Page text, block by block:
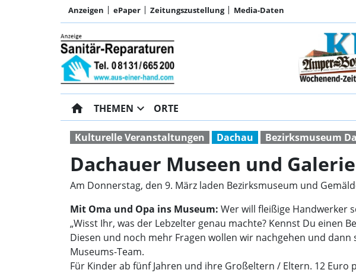
Anzeigen ePaper Zeitungszustellung Media-Daten
home THEMEN expand_more ORTE
Kulturelle Veranstaltungen Dachau Bezirksmuseum
Dachauer Museen und
Am Donnerstag, den 9. März laden Bezirksmuseum und
Mit Oma und Opa ins Museum: Wer will fleißige Handwerker
„Wisst Ihr, was der Lebzelter genau machte? Kennst Du einen
Diesen und noch mehr Fragen wollen wir nachgehen und
Museums-Team.
Für Kinder ab fünf Jahren und ihre Großeltern / Eltern. 12